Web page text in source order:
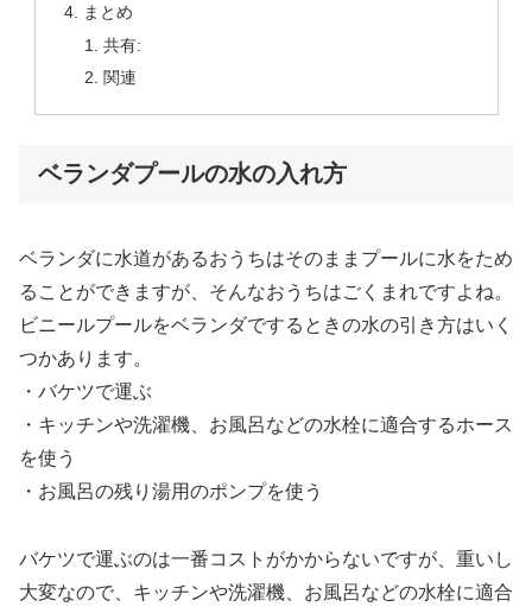
まとめ
共有:
関連
ベランダプールの水の入れ方
ベランダに水道があるおうちはそのままプールに水をため
ることができますが、そんなおうちはごくまれですよね。
ビニールプールをベランダでするときの水の引き方はいく
つかあります。
・バケツで運ぶ
・キッチンや洗濯機、お風呂などの水栓に適合するホース
を使う
・お風呂の残り湯用のポンプを使う
バケツで運ぶのは一番コストがかからないですが、重いし
大変なので、キッチンや洗濯機、お風呂などの水栓に適合